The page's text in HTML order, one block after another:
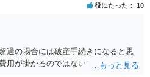
役にたった 10
過の場合には破産手続きになると思
用が掛かるのではないでしょうか。